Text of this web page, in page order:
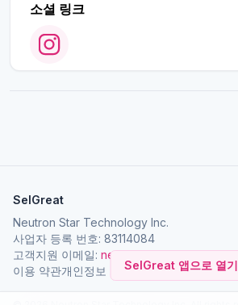
SelGreat 앱으로 열기
소셜 링크
SelGreat
Neutron Star Technology Inc.
사업자 등록 번호: 83114084
고객지원 이메일: neutronstar.ai@gmail.com
이용 약관개인정보 처리방침 회사 소개